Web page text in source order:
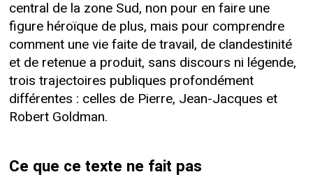
central de la zone Sud, non pour en faire une
figure héroïque de plus, mais pour comprendre
comment une vie faite de travail, de clandestinité
et de retenue a produit, sans discours ni légende,
trois trajectoires publiques profondément
différentes : celles de Pierre, Jean-Jacques et
Robert Goldman.
Ce que ce texte ne fait pas